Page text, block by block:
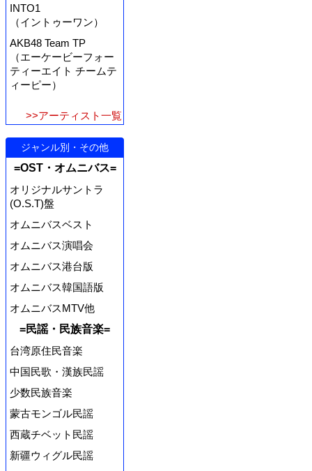
INTO1
（イントゥーワン）
AKB48 Team TP
（エーケービーフォー
ティーエイト チームテ
ィーピー）
>>アーティスト一覧
ジャンル別・その他
=OST・オムニバス=
オリジナルサントラ
(O.S.T)盤
オムニバスベスト
オムニバス演唱会
オムニバス港台版
オムニバス韓国語版
オムニバスMTV他
=民謡・民族音楽=
台湾原住民音楽
中国民歌・漢族民謡
少数民族音楽
蒙古モンゴル民謡
西蔵チベット民謡
新疆ウィグル民謡